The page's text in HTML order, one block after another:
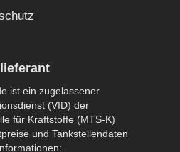
ist ein zugelassener
(VID) der
für Kraftstoffe (MTS-K)
und Tankstellendaten